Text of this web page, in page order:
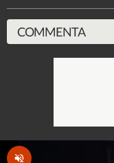
COMMENTA